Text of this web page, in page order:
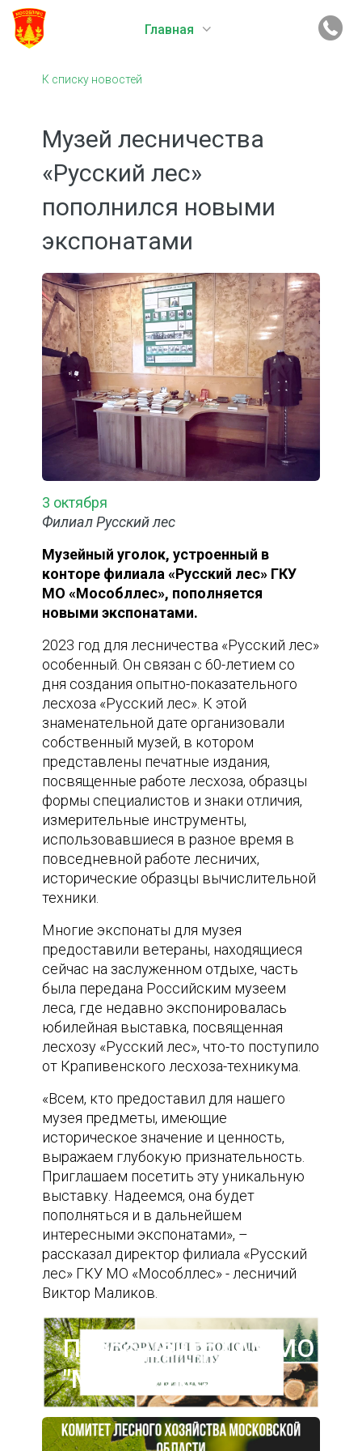
Главная
К списку новостей
Музей лесничества
«Русский лес»
пополнился новыми
экспонатами
3 октября
Филиал Русский лес
Музейный уголок, устроенный в
конторе филиала «Русский лес» ГКУ
МО «Мособллес», пополняется
новыми экспонатами.
2023 год для лесничества «Русский лес»
особенный. Он связан с 60-летием со
дня создания опытно-показательного
лесхоза «Русский лес». К этой
знаменательной дате организовали
собственный музей, в котором
представлены печатные издания,
посвященные работе лесхоза, образцы
формы специалистов и знаки отличия,
измерительные инструменты,
использовавшиеся в разное время в
повседневной работе лесничих,
исторические образцы вычислительной
техники.
Многие экспонаты для музея
предоставили ветераны, находящиеся
сейчас на заслуженном отдыхе, часть
была передана Российским музеем
леса, где недавно экспонировалась
юбилейная выставка, посвященная
лесхозу «Русский лес», что-то поступило
от Крапивенского лесхоза-техникума.
«Всем, кто предоставил для нашего
музея предметы, имеющие
историческое значение и ценность,
выражаем глубокую признательность.
Приглашаем посетить эту уникальную
выставку. Надеемся, она будет
пополняться и в дальнейшем
интересными экспонатами», –
рассказал директор филиала «Русский
лес» ГКУ МО «Мособллес» - лесничий
Виктор Маликов.
Пресс-центр ГАУ МО
"Мособллес"